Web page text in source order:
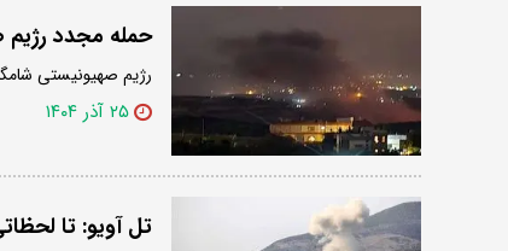
حمله مجدد رژیم
رژیم صهیونیستی
۲۵ آذر ۱۴۰۴
تل آویو: تا